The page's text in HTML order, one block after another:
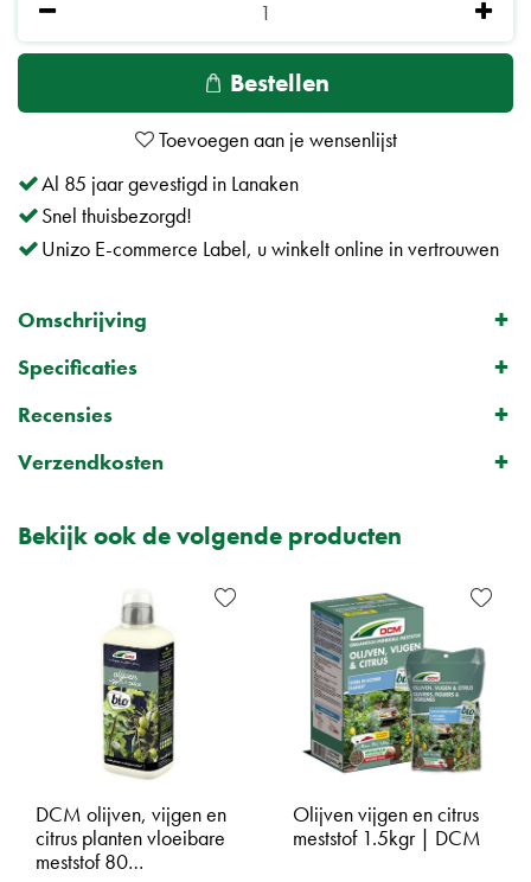
Al 85 jaar gevestigd in Lanaken
Snel thuisbezorgd!
Unizo E-commerce Label, u winkelt online in vertrouwen
Omschrijving
Specificaties
Recensies
Verzendkosten
Bekijk ook de volgende producten
DCM olijven, vijgen en
citrus planten vloeibare
meststof 80…
Olijven vijgen en citrus
meststof 1.5kgr | DCM